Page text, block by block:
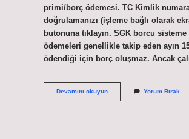
primi/borç ödemesi. TC Kimlik
doğrulamanızı (işleme bağlı olarak
butonuna tıklayın. SGK borcu
ödemeleri genellikle takip eden ayın
ödendiği için borç oluşmaz. Ancak
Devamını okuyunSgk
Borcu
Yorum Bırak